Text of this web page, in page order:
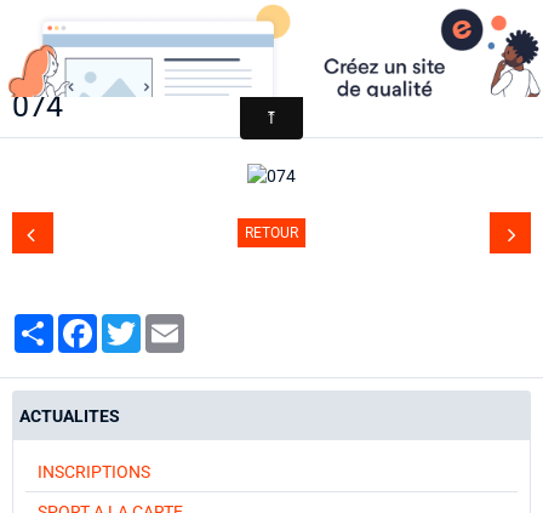
AACCA
Page d'accueil
Diaporamas
074
RETOUR
PartagerFacebook
Twitter
ACTUALITES
INSCRIPTIONS